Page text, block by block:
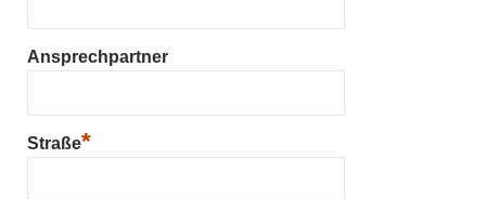
Ansprechpartner
Straße*